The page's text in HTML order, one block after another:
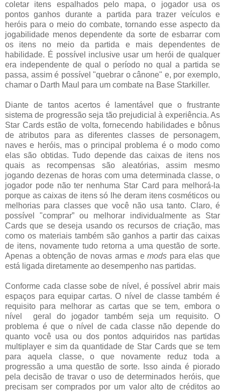
coletar itens espalhados pelo mapa, o jogador usa os
pontos ganhos durante a partida para trazer veículos e
heróis para o meio do combate, tornando esse aspecto da
jogabilidade menos dependente da sorte de esbarrar com
os itens no meio da partida e mais dependentes de
habilidade. É possível inclusive usar um herói de qualquer
era independente de qual o período no qual a partida se
passa, assim é possível "quebrar o cânone" e, por exemplo,
chamar o Darth Maul para um combate na Base Starkiller.
Diante de tantos acertos é lamentável que o frustrante
sistema de progressão seja tão prejudicial à experiência. As
Star Cards estão de volta, fornecendo habilidades e bônus
de atributos para as diferentes classes de personagem,
naves e heróis, mas o principal problema é o modo como
elas são obtidas. Tudo depende das caixas de itens nos
quais as recompensas são aleatórias, assim mesmo
jogando dezenas de horas com uma determinada classe, o
jogador pode não ter nenhuma Star Card para melhorá-la
porque as caixas de itens só lhe deram itens cosméticos ou
melhorias para classes que você não usa tanto. Claro, é
possível "comprar” ou melhorar individualmente as Star
Cards que se deseja usando os recursos de criação, mas
como os materiais também são ganhos a partir das caixas
de itens, novamente tudo retorna a uma questão de sorte.
Apenas a obtenção de novas armas emods para elas que
está ligada diretamente ao desempenho nas partidas.
Conforme cada classe sobe de nível, é possível abrir mais
espaços para equipar cartas. O nível de classe também é
requisito para melhorar as cartas que se tem, embora o
nível geral do jogador também seja um requisito. O
problema é que o nível de cada classe não depende do
quanto você usa ou dos pontos adquiridos nas partidas
multiplayer e sim da quantidade de Star Cards que se tem
para aquela classe, o que novamente reduz toda a
progressão a uma questão de sorte. Isso ainda é piorado
pela decisão de travar o uso de determinados heróis, que
precisam ser comprados por um valor alto de créditos ao